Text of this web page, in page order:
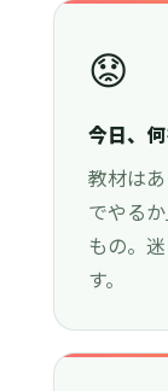
😟
今日、
教材は
でやる
もの。
す。